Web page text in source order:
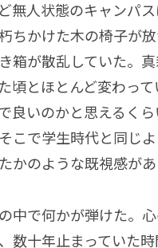
無人状態のキャンパ
ちかけた木の椅子が
箱が散乱していた。
頃とほとんど変わっ
良いのかと思えるく
こで学生時代と同じ
かのような既視感があ
中で何かが弾けた。
数十年止まっていた